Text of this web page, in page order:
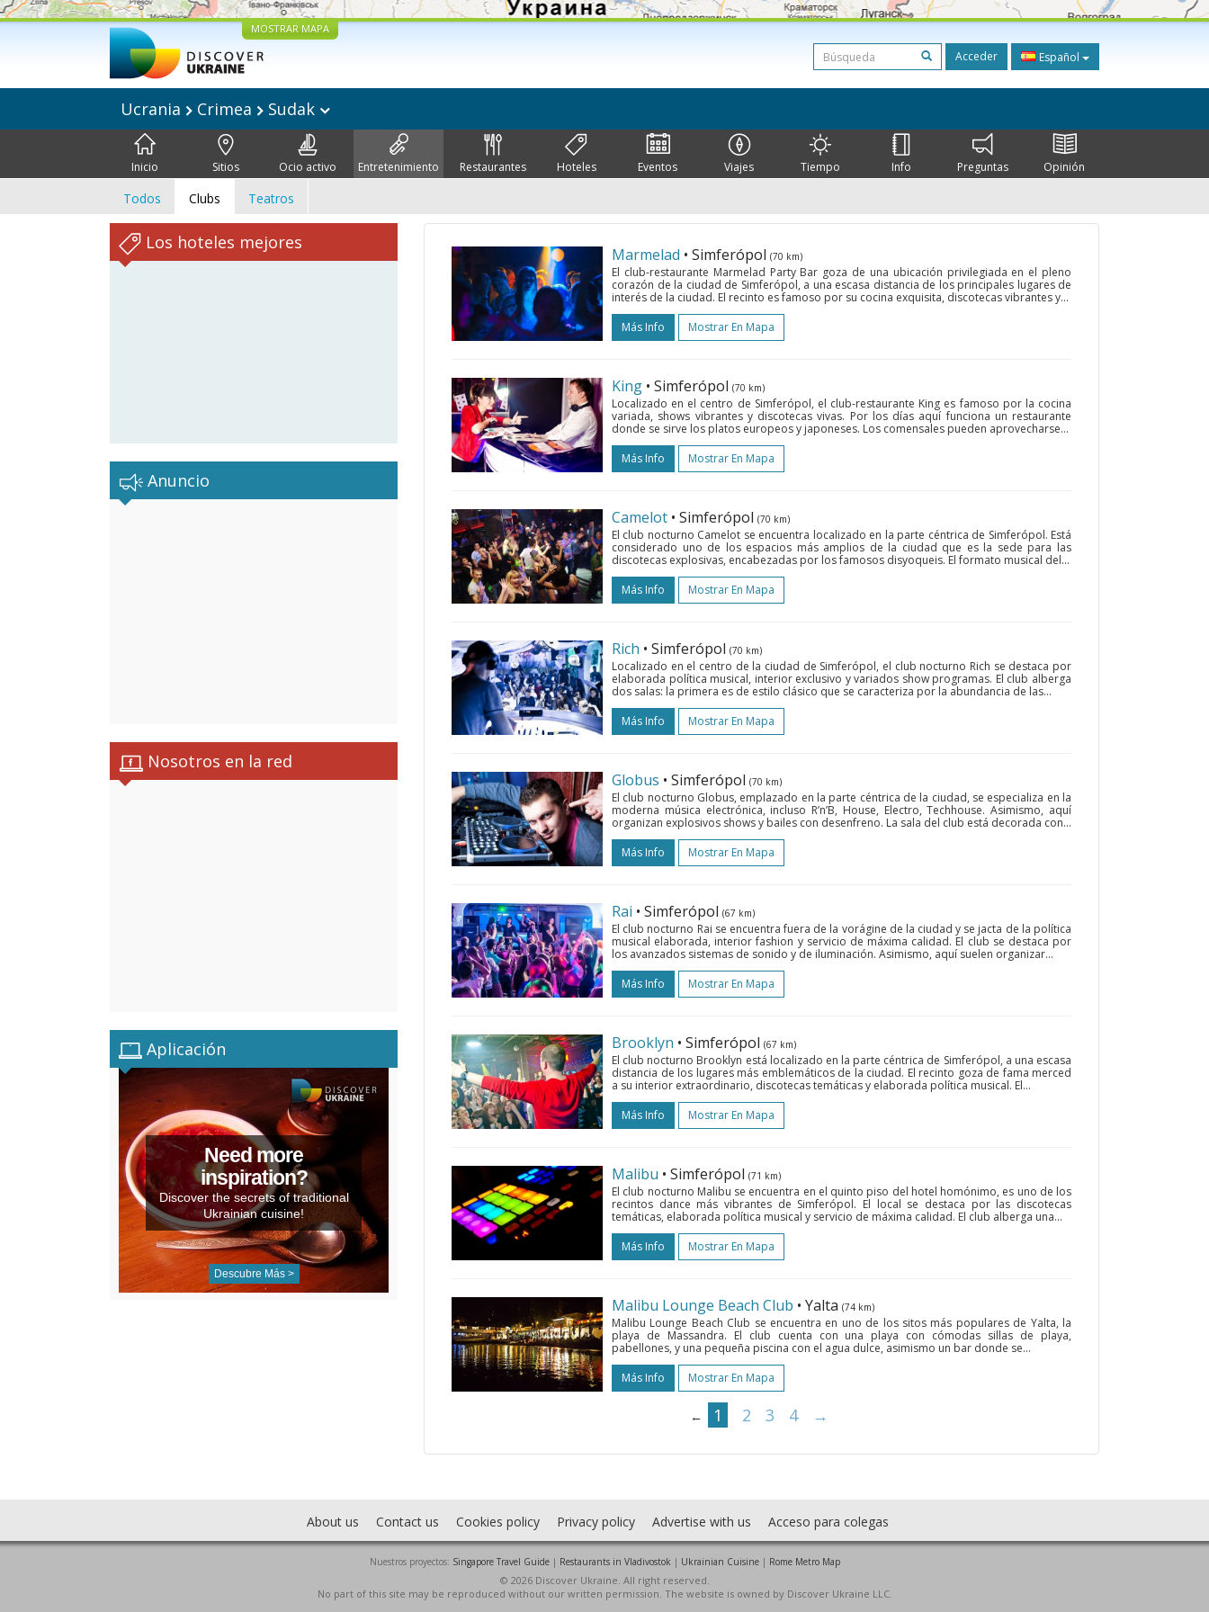
MOSTRAR MAPA
Acceder Español
Ucrania Crimea Sudak
Inicio Sitios Ocio activo Entretenimiento Restaurantes Hoteles Eventos Viajes Tiempo Info Preguntas Opinión
Todos Clubs Teatros
Los hoteles mejores
Anuncio
Nosotros en la red
Aplicación
Need more
inspiration?
Discover the secrets of traditional
Ukrainian cuisine!
Descubre Más >
Marmelad • Simferópol (70 km)
El club-restaurante Marmelad Party Bar goza de una ubicación privilegiada en el pleno
corazón de la ciudad de Simferópol, a una escasa distancia de los principales lugares de
interés de la ciudad. El recinto es famoso por su cocina exquisita, discotecas vibrantes y...
Más Info
Mostrar En Mapa
King • Simferópol (70 km)
Localizado en el centro de Simferópol, el club-restaurante King es famoso por la cocina
variada, shows vibrantes y discotecas vivas. Por los días aquí funciona un restaurante
donde se sirve los platos europeos y japoneses. Los comensales pueden aprovecharse...
Más Info
Mostrar En Mapa
Camelot • Simferópol (70 km)
El club nocturno Camelot se encuentra localizado en la parte céntrica de Simferópol. Está
considerado uno de los espacios más amplios de la ciudad que es la sede para las
discotecas explosivas, encabezadas por los famosos disyoqueis. El formato musical del...
Más Info
Mostrar En Mapa
Rich • Simferópol (70 km)
Localizado en el centro de la ciudad de Simferópol, el club nocturno Rich se destaca por
elaborada política musical, interior exclusivo y variados show programas. El club alberga
dos salas: la primera es de estilo clásico que se caracteriza por la abundancia de las...
Más Info
Mostrar En Mapa
Globus • Simferópol (70 km)
El club nocturno Globus, emplazado en la parte céntrica de la ciudad, se especializa en la
moderna música electrónica, incluso R’n’B, House, Electro, Techhouse. Asimismo, aquí
organizan explosivos shows y bailes con desenfreno. La sala del club está decorada con...
Más Info
Mostrar En Mapa
Rai • Simferópol (67 km)
El club nocturno Rai se encuentra fuera de la vorágine de la ciudad y se jacta de la política
musical elaborada, interior fashion y servicio de máxima calidad. El club se destaca por
los avanzados sistemas de sonido y de iluminación. Asimismo, aquí suelen organizar...
Más Info
Mostrar En Mapa
Brooklyn • Simferópol (67 km)
El club nocturno Brooklyn está localizado en la parte céntrica de Simferópol, a una escasa
distancia de los lugares más emblemáticos de la ciudad. El recinto goza de fama merced
a su interior extraordinario, discotecas temáticas y elaborada política musical. El...
Más Info
Mostrar En Mapa
Malibu • Simferópol (71 km)
El club nocturno Malibu se encuentra en el quinto piso del hotel homónimo, es uno de los
recintos dance más vibrantes de Simferópol. El local se destaca por las discotecas
temáticas, elaborada política musical y servicio de máxima calidad. El club alberga una...
Más Info
Mostrar En Mapa
Malibu Lounge Beach Club • Yalta (74 km)
Malibu Lounge Beach Club se encuentra en uno de los sitos más populares de Yalta, la
playa de Massandra. El club cuenta con una playa con cómodas sillas de playa,
pabellones, y una pequeña piscina con el agua dulce, asimismo un bar donde se...
Más Info
Mostrar En Mapa
← 1 2 3 4 →
About us Contact us Cookies policy Privacy policy Advertise with us Acceso para colegas
Nuestros proyectos: Singapore Travel Guide| Restaurants in Vladivostok | Ukrainian Cuisine| Rome Metro Map
© 2026 Discover Ukraine. All right reserved.
No part of this site may be reproduced without our written permission. The website is owned by Discover Ukraine LLC.